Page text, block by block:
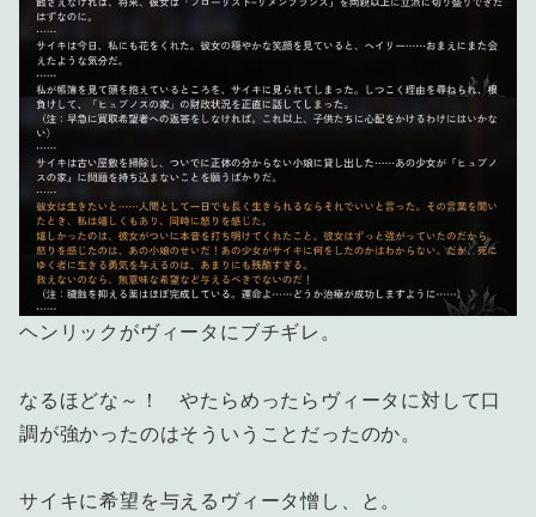
ヘンリックがヴィータにブチギレ。
なるほどな～！ やたらめったらヴィータに対して口
調が強かったのはそういうことだったのか。
サイキに希望を与えるヴィータ憎し、と。